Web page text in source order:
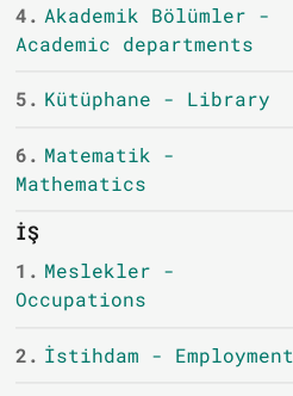
4. Akademik Bölümler -
Academic departments
5. Kütüphane - Library
6. Matematik -
Mathematics
İŞ
1. Meslekler -
Occupations
2. İstihdam - Employment